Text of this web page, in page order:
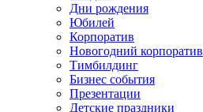
Дни рождения
Юбилей
Корпоратив
Новогодний корпоратив
Тимбилдинг
Бизнес события
Презентации
Детские праздники